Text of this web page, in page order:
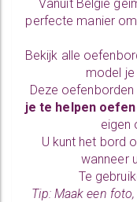
Vanuit België
perfecte manier
Bekijk alle
model
Deze oefenborden
je te helpen
eigen
U kunt het bord
wanneer
Te
Tip: Maak een